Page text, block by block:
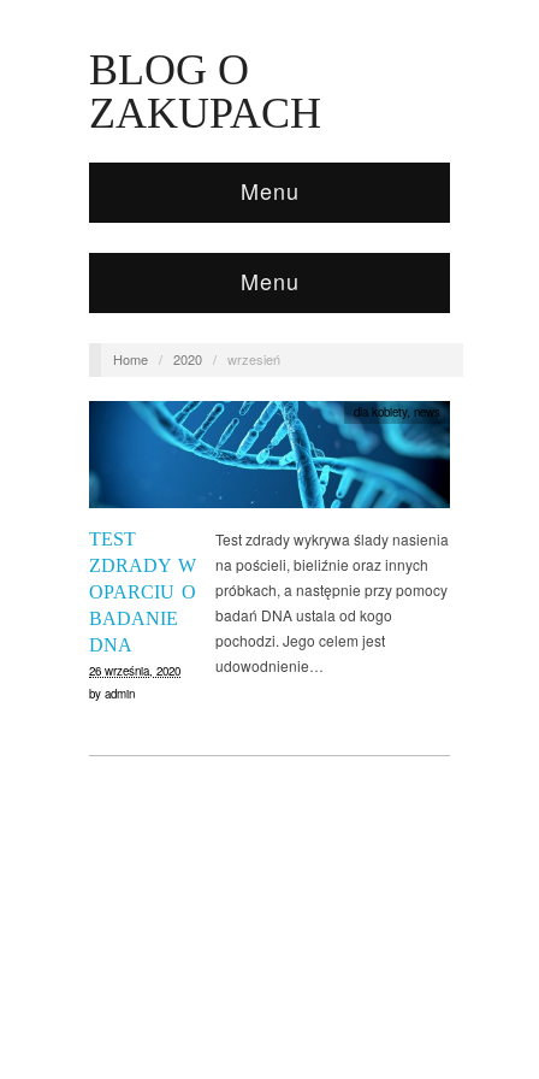
BLOG O
ZAKUPACH
Menu
Menu
Home / 2020 / wrzesień
TEST
ZDRADY W
OPARCIU O
BADANIE
DNA
26 września, 2020
by admin
dla kobiety,news
Test zdrady wykrywa ślady nasienia
na pościeli, bieliźnie oraz innych
próbkach, a następnie przy pomocy
badań DNA ustala od kogo
pochodzi. Jego celem jest
udowodnienie…